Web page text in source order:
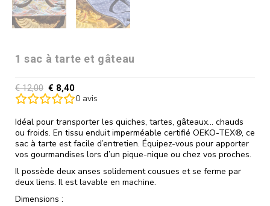
1 sac à tarte et gâteau
€12,00 € 8,40
0 avis
Idéal pour transporter les quiches, tartes, gâteaux… chauds
ou froids. En tissu enduit imperméable certifié OEKO-TEX®, ce
sac à tarte est facile d’entretien. Équipez-vous pour apporter
vos gourmandises lors d’un pique-nique ou chez vos proches.
Il possède deux anses solidement cousues et se ferme par
deux liens. Il est lavable en machine.
Dimensions :